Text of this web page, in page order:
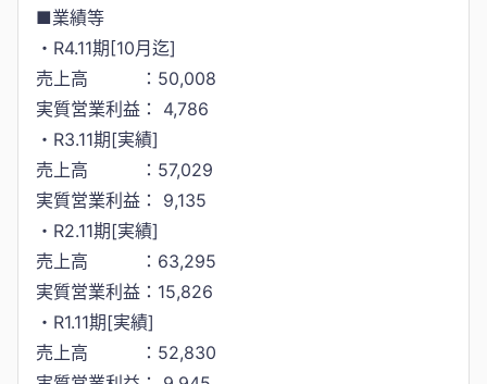
■業績等
・R4.11期[10月迄]
売上高 ：50,008
実質営業利益： 4,786
・R3.11期[実績]
売上高 ：57,029
実質営業利益： 9,135
・R2.11期[実績]
売上高 ：63,295
実質営業利益：15,826
・R1.11期[実績]
売上高 ：52,830